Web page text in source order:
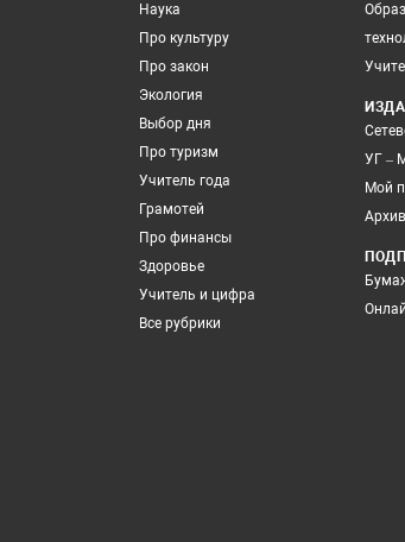
Наука
Про культуру
Про закон
Экология
Выбор дня
Про туризм
Учитель года
Грамотей
Про финансы
Здоровье
Учитель и цифра
Все рубрики
УГ –
Мой